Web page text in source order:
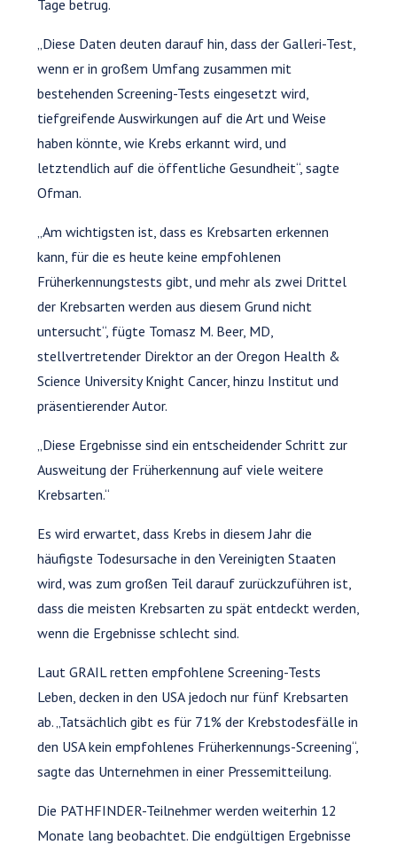
Tage betrug.
„Diese Daten deuten darauf hin, dass der Galleri-Test,
wenn er in großem Umfang zusammen mit
bestehenden Screening-Tests eingesetzt wird,
tiefgreifende Auswirkungen auf die Art und Weise
haben könnte, wie Krebs erkannt wird, und
letztendlich auf die öffentliche Gesundheit“, sagte
Ofman.
„Am wichtigsten ist, dass es Krebsarten erkennen
kann, für die es heute keine empfohlenen
Früherkennungstests gibt, und mehr als zwei Drittel
der Krebsarten werden aus diesem Grund nicht
untersucht“, fügte Tomasz M. Beer, MD,
stellvertretender Direktor an der Oregon Health &
Science University Knight Cancer, hinzu Institut und
präsentierender Autor.
„Diese Ergebnisse sind ein entscheidender Schritt zur
Ausweitung der Früherkennung auf viele weitere
Krebsarten.“
Es wird erwartet, dass Krebs in diesem Jahr die
häufigste Todesursache in den Vereinigten Staaten
wird, was zum großen Teil darauf zurückzuführen ist,
dass die meisten Krebsarten zu spät entdeckt werden,
wenn die Ergebnisse schlecht sind.
Laut GRAIL retten empfohlene Screening-Tests
Leben, decken in den USA jedoch nur fünf Krebsarten
ab. „Tatsächlich gibt es für 71% der Krebstodesfälle in
den USA kein empfohlenes Früherkennungs-Screening“,
sagte das Unternehmen in einer Pressemitteilung.
Die PATHFINDER-Teilnehmer werden weiterhin 12
Monate lang beobachtet. Die endgültigen Ergebnisse